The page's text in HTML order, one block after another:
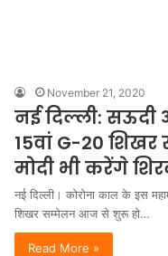
November 21, 2020
नई दिल्ली:
15वां G-20
मोदी भी करेंगे
नई दिल्ली। कोरोना काल के इस
शिखर सम्मेलन आज से शुरू हो…
Read More »